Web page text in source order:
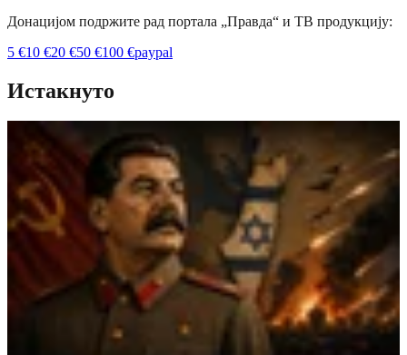
Донацијом подржите рад портала „Правда“ и ТВ продукцију:
5 €10 €20 €50 €100 €paypal
Истакнуто